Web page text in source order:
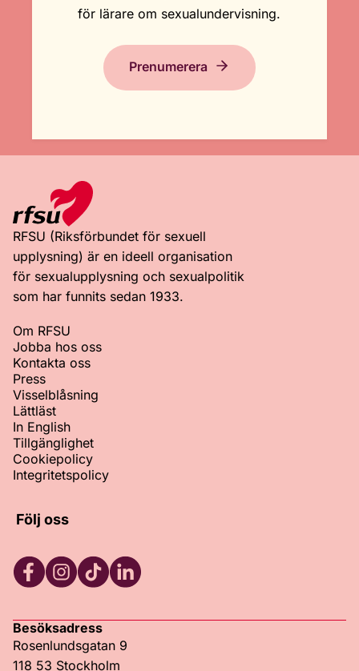
för lärare om sexualundervisning.
Prenumerera
RFSU (Riksförbundet för sexuell
upplysning) är en ideell organisation
för sexualupplysning och sexualpolitik
som har funnits sedan 1933.
Om RFSU
Jobba hos oss
Kontakta oss
Press
Visselblåsning
Lättläst
In English
Tillgänglighet
Cookiepolicy
Integritetspolicy
Följ oss
Besöksadress
Rosenlundsgatan 9
118 53 Stockholm